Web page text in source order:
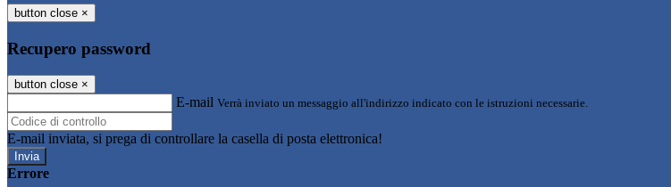
button close ×
Recupero password
button close ×
E-mail Verrà inviato un messaggio all'indirizzo indicato con le istruzioni necessarie.
E-mail inviata, si prega di controllare la casella di posta elettronica!
Errore